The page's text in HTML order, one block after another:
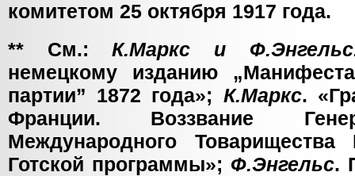
комитетом 25 октября 1917 года.
** См.:К.Маркс и
немецкому изданию
партии” 1872 года»; К.Маркс.
Франции. Воззвание
Международного Товарищества
Готской программы»; Ф.Энгельс.